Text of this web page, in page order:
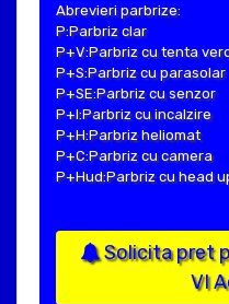
Abrevieri parbrize:
P:Parbriz clar
P+V:Parbriz cu tenta
P+S:Parbriz cu parasolar
P+SE:Parbriz cu senzor
P+I:Parbriz cu incalzire
P+H:Parbriz heliomat
P+C:Parbriz cu camera
P+Hud:Parbriz cu head
Solicita pret
VI